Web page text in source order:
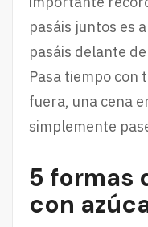
pasáis juntos es
pasáis delante
Pasa tiempo con
fuera, una cena
simplemente
5 formas
con